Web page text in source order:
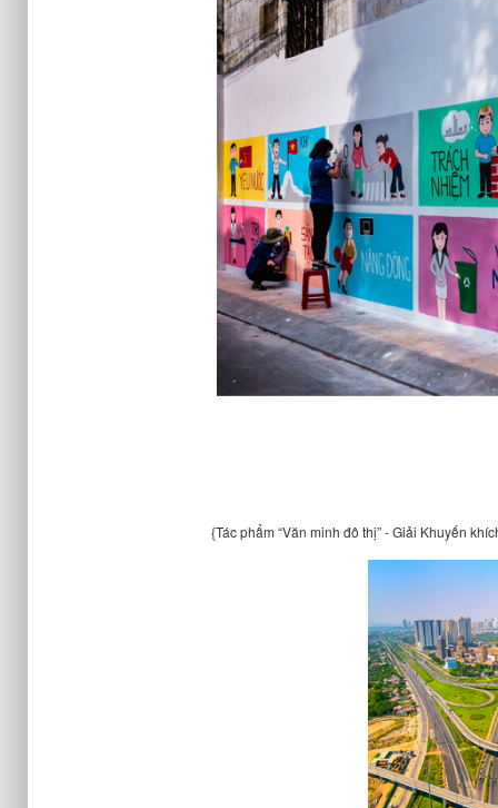
{Tác phẩm “Văn minh đô thị” - Giải Khuyến